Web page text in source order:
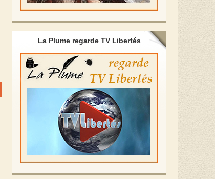
La Plume regarde TV Libertés